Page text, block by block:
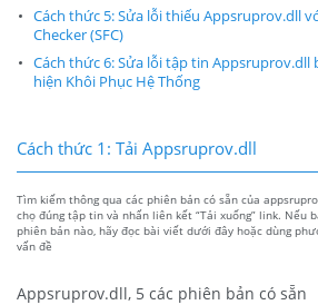
Cách thức 5: Sửa lỗi thiếu Appsruprov.dll
Checker (SFC)
Cách thức 6: Sửa lỗi tập tin Appsruprov.dll
hiện Khôi Phục Hệ Thống
Cách thức 1: Tải Appsruprov.dll
Tìm kiếm thông qua các phiên bản có sẵn của
chọ đúng tập tin và nhấn liên kết “Tải xuống” link. Nếu
phiên bản nào, hãy đọc bài viết dưới đây hoặc dùng
vấn đề
Appsruprov.dll, 5 các phiên bản có sẵn